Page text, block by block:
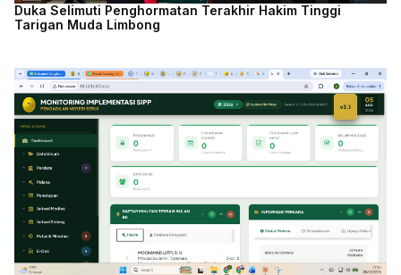
Duka Selimuti Penghormatan Terakhir Hakim Tinggi
Tarigan Muda Limbong